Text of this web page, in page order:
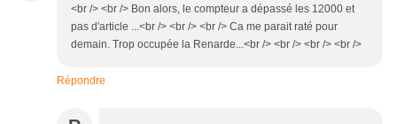
<br /> <br /> Bon alors, le compteur a dépassé les 12000 et
pas d'article ...<br /> <br /> <br /> Ca me parait raté pour
demain. Trop occupée la Renarde...<br /> <br /> <br /> <br />
Répondre